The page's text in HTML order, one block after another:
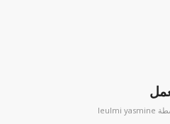
leulmi yasmine